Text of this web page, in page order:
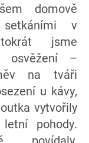
domově
setkáními v
jsme
osvěžení –
na tváři
u kávy,
vytvořily
pohody.